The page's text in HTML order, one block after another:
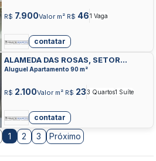
R$ 7.900Valor m² R$ 461 Vaga
contatar
ALAMEDA DAS ROSAS, SETOR
OESTE, GOIANIA
Aluguel Apartamento 90 m²
R$ 2.100Valor m² R$ 233 Quartos1 Suíte
contatar
1 2 3 Próximo